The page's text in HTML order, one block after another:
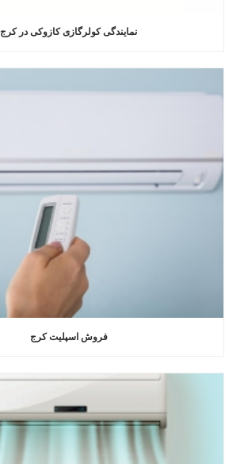
نمایندگی کولرگازی کازوکی در کرج
فروش اسپلیت کرج